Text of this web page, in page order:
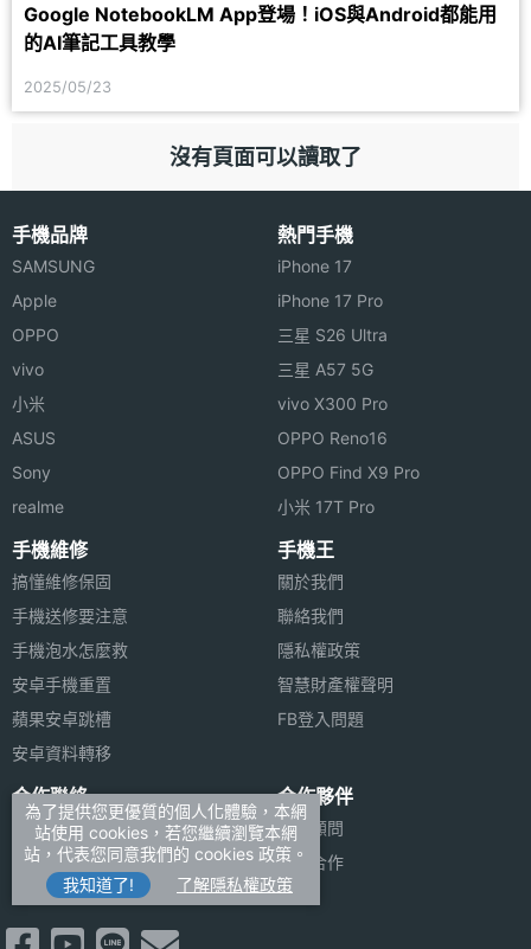
Google NotebookLM App登場！iOS與Android都能用
的AI筆記工具教學
2025/05/23
沒有頁面可以讀取了
手機品牌
SAMSUNG
Apple
OPPO
vivo
小米
ASUS
Sony
realme
熱門手機
iPhone 17
iPhone 17 Pro
三星 S26 Ultra
三星 A57 5G
vivo X300 Pro
OPPO Reno16
OPPO Find X9 Pro
小米 17T Pro
手機維修
搞懂維修保固
手機送修要注意
手機泡水怎麼救
安卓手機重置
蘋果安卓跳槽
安卓資料轉移
手機王
關於我們
聯絡我們
隱私權政策
智慧財產權聲明
FB登入問題
合作聯絡
廣告刊登
加入商店報價
新聞聯絡
合作夥伴
法律顧問
媒體合作
為了提供您更優質的個人化體驗，本網
站使用 cookies，若您繼續瀏覽本網
站，代表您同意我們的 cookies 政策。
我知道了!
了解隱私權政策